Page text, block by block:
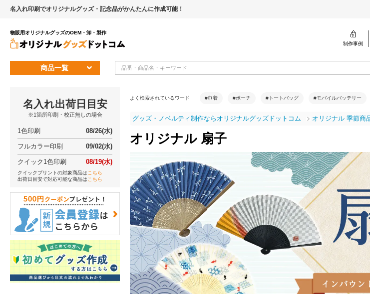
名入れ印刷でオリジナルグッズ・記念品がかんたんに作成可能！
物販用オリジナルグッズのOEM・卸・製作
制作事例
商品一覧
よく検索されているワード #巾着 #ポーチ #トートバッグ #モバイルバッテリー
グッズ・ノベルティ制作ならオリジナルグッズドットコム オリジナル 季節商
オリジナル 扇子
名入れ出荷日目安
※1箇所印刷・校正無しの場合
1色印刷 08/26(水)
フルカラー印刷 09/02(水)
クイック1色印刷 08/19(水)
クイックプリントの対象商品は こちら
出荷日目安で対応可能な商品は こちら